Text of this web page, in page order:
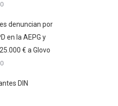
denuncian por
en la AEPG y
€ a Glovo
DIN